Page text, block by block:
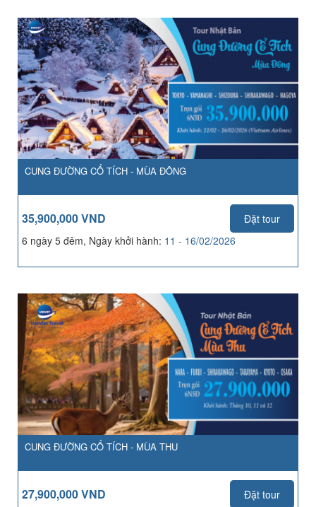
CUNG ĐƯỜNG CỔ TÍCH - MÙA ĐÔNG
35,900,000 VND
Đặt tour
6 ngày 5 đêm, Ngày khởi hành: 11 - 16/02/2026
CUNG ĐƯỜNG CỔ TÍCH - MÙA THU
27,900,000 VND
Đặt tour